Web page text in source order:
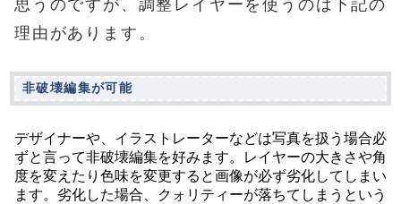
思うのですが、調整レイヤーを使うのは下記の
理由があります。
非破壊編集が可能
デザイナーや、イラストレーターなどは写真を扱う場合必
ずと言って非破壊編集を好みます。レイヤーの大きさや角
度を変えたり色味を変更すると画像が必ず劣化してしまい
ます。劣化した場合、クォリティーが落ちてしまうという